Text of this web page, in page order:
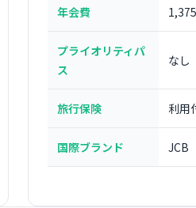
年会費
プライオリティパ
ス
なし
旅行保険 利用
国際ブランド JCB